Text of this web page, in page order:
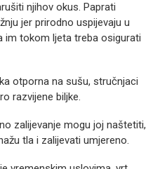
njihov okus. Paprati
jer prirodno uspijevaju u
im tokom ljeta treba osigurati
otporna na sušu, stručnjaci
razvijene biljke.
zalijevanje mogu joj naštetiti,
tla i zalijevati umjereno.